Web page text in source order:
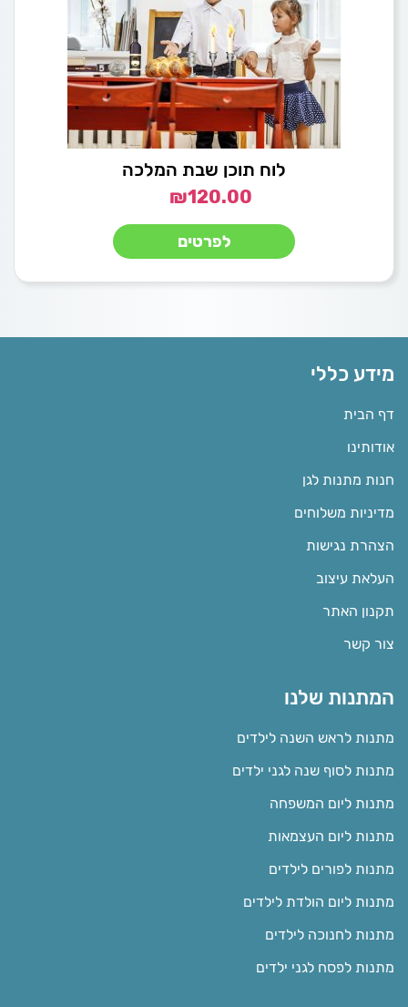
לוח תוכן שבת המלכה
₪120.00
לפרטים
מידע כללי
דף הבית
אודותינו
חנות מתנות לגן
מדיניות משלוחים
הצהרת נגישות
העלאת עיצוב
תקנון האתר
צור קשר
המתנות שלנו
מתנות לראש השנה לילדים
מתנות לסוף שנה לגני ילדים
מתנות ליום המשפחה
מתנות ליום העצמאות
מתנות לפורים לילדים
מתנות ליום הולדת לילדים
מתנות לחנוכה לילדים
מתנות לפסח לגני ילדים